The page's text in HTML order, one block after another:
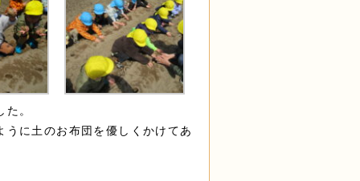
。
に土のお布団を優しくかけてあ